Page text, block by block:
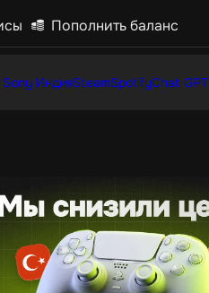
Пополнить баланс
Sony ИндияSteamSpotifyChat GPT